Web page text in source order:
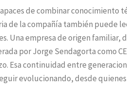
de combinar conocimiento
de la compañía también puede
Una empresa de origen familiar,
por Jorge Sendagorta como
Esa continuidad entre
evolucionando, desde